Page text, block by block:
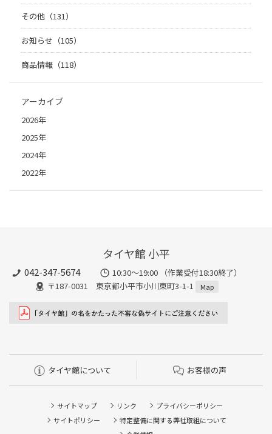
その他（131）
お知らせ（105）
商品情報（118）
アーカイブ
2026年
2025年
2024年
2022年
タイヤ館 小平
042-347-5674
10:30～19:00 （作業受付18:30終了）
〒187-0031 東京都小平市小川東町3-1-1
Map
タイヤ館について お客様の声
サイトマップ リンク
プライバシーポリシー
サイトポリシー
特定整備に関する弊社取組について